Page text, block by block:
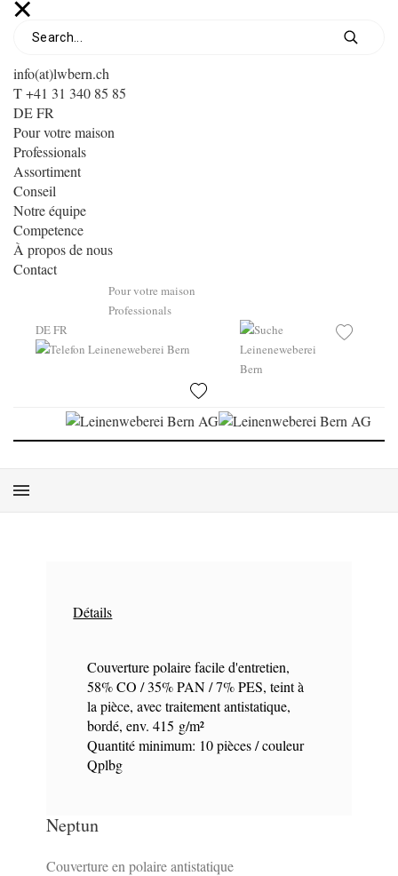
info(at)lwbern.ch
T +41 31 340 85 85
DEFR
Pour votre maison
Professionals
Assortiment
Conseil
Notre équipe
Competence
À propos de nous
Contact
Pour votre maison
Professionals
DEFR
Détails
Couverture polaire facile d'entretien,
58% CO / 35% PAN / 7% PES, teint à
la pièce, avec traitement antistatique,
bordé, env. 415 g/m²
Quantité minimum: 10 pièces / couleur
Qplbg
Neptun
Couverture en polaire antistatique